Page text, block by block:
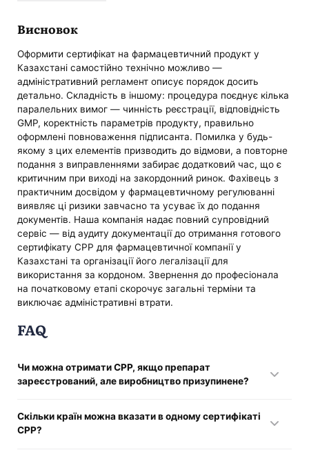
Висновок
Оформити сертифікат на фармацевтичний продукт у
Казахстані самостійно технічно можливо —
адміністративний регламент описує порядок досить
детально. Складність в іншому: процедура поєднує кілька
паралельних вимог — чинність реєстрації, відповідність
GMP, коректність параметрів продукту, правильно
оформлені повноваження підписанта. Помилка у будь-
якому з цих елементів призводить до відмови, а повторне
подання з виправленнями забирає додатковий час, що є
критичним при виході на закордонний ринок. Фахівець з
практичним досвідом у фармацевтичному регулюванні
виявляє ці ризики завчасно та усуває їх до подання
документів. Наша компанія надає повний супровідний
сервіс — від аудиту документації до отримання готового
сертифікату CPP для фармацевтичної компанії у
Казахстані та організації його легалізації для
використання за кордоном. Звернення до професіонала
на початковому етапі скорочує загальні терміни та
виключає адміністративні втрати.
FAQ
Чи можна отримати CPP, якщо препарат
зареєстрований, але виробництво призупинене?
дійсні та охоплюють відповідний виробничий майданчик.
Скільки країн можна вказати в одному сертифікаті
CPP?